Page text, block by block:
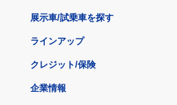
展示車/試乗車を探す
ラインアップ
クレジット/保険
企業情報